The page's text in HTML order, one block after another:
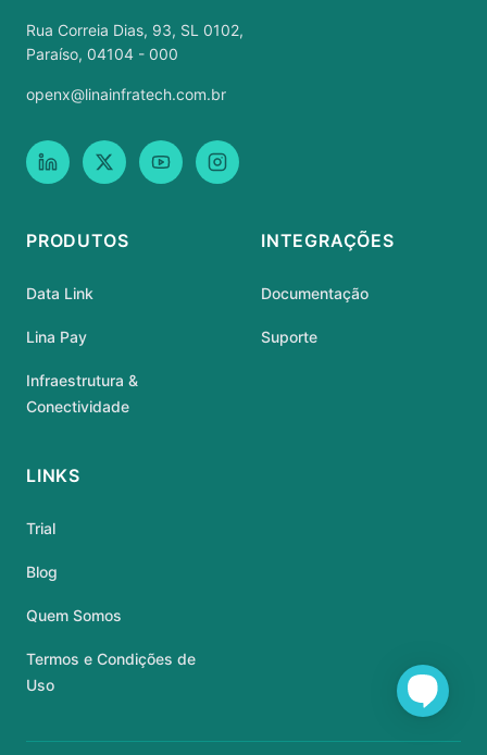
Rua Correia Dias, 93, SL 0102,
Paraíso, 04104 - 000
openx@linainfratech.com.br
PRODUTOS
Data Link
Lina Pay
Infraestrutura &
Conectividade
INTEGRAÇÕES
Documentação
Suporte
LINKS
Trial
Blog
Quem Somos
Termos e Condições de
Uso